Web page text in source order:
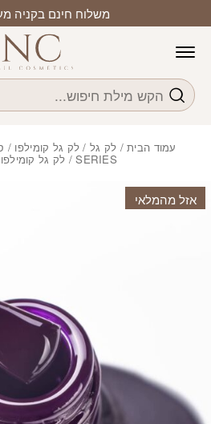
משלוח חינם בקניה מעל
חיפוש
עמוד הבית/ לק גל / לק גל קומילפו /
SERIES/ לק גל קומילפו 8 מל D101
אזל מהמלאי